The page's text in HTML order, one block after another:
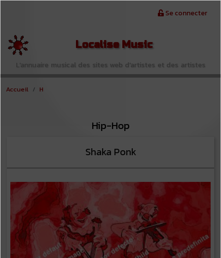
Se connecter
Localise Music
L'annuaire musical des sites web d'artistes et des artistes
Accueil H
Hip-Hop
Shaka Ponk